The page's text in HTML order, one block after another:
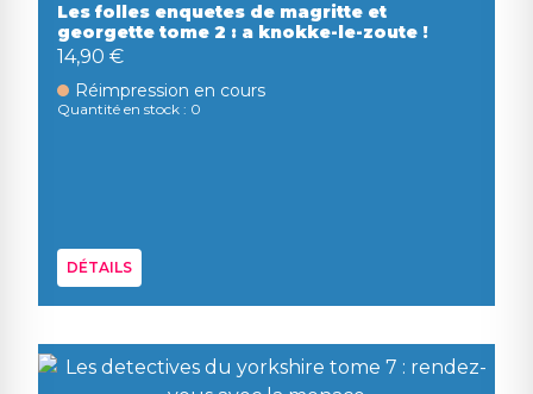
Les folles enquetes de magritte et
georgette tome 2 : a knokke-le-zoute !
14,90 €
Réimpression en cours
Quantité en stock : 0
DÉTAILS